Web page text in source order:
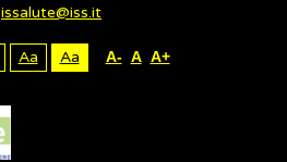
issalute@iss.it
Aa Aa A- A A+